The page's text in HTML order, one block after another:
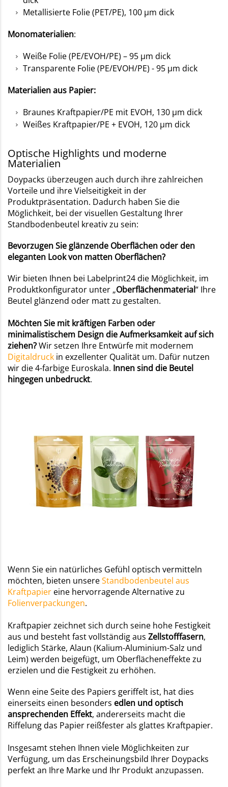
Metallisierte Folie (PET/PE), 100 µm dick
Monomaterialien:
Weiße Folie (PE/EVOH/PE) – 95 µm dick
Transparente Folie (PE/EVOH/PE) - 95 µm dick
Materialien aus Papier:
Braunes Kraftpapier/PE mit EVOH, 130 µm dick
Weißes Kraftpapier/PE + EVOH, 120 µm dick
Optische Highlights und moderne
Materialien
Doypacks überzeugen auch durch ihre zahlreichen
Vorteile und ihre Vielseitigkeit in der
Produktpräsentation. Dadurch haben Sie die
Möglichkeit, bei der visuellen Gestaltung Ihrer
Standbodenbeutel kreativ zu sein:
Bevorzugen Sie glänzende Oberflächen oder den
eleganten Look von matten Oberflächen?
Wir bieten Ihnen bei Labelprint24 die Möglichkeit, im
Produktkonfigurator unter „Oberflächenmaterial“ Ihre
Beutel glänzend oder matt zu gestalten.
Möchten Sie mit kräftigen Farben oder
minimalistischem Design die Aufmerksamkeit auf sich
ziehen?Wir setzen Ihre Entwürfe mit modernem
Digitaldruck in exzellenter Qualität um. Dafür nutzen
wir die 4-farbige Euroskala. Innen sind die Beutel
hingegen unbedruckt.
Wenn Sie ein natürliches Gefühl optisch vermitteln
möchten, bieten unsereStandbodenbeutel aus
Kraftpapier eine hervorragende Alternative zu
Folienverpackungen.
Kraftpapier zeichnet sich durch seine hohe Festigkeit
aus und besteht fast vollständig aus Zellstofffasern,
lediglich Stärke, Alaun (Kalium-Aluminium-Salz und
Leim) werden beigefügt, um Oberflächeneffekte zu
erzielen und die Festigkeit zu erhöhen.
Wenn eine Seite des Papiers geriffelt ist, hat dies
einerseits einen besonders edlen und optisch
ansprechenden Effekt, andererseits macht die
Riffelung das Papier reißfester als glattes Kraftpapier.
Insgesamt stehen Ihnen viele Möglichkeiten zur
Verfügung, um das Erscheinungsbild Ihrer Doypacks
perfekt an Ihre Marke und Ihr Produkt anzupassen.